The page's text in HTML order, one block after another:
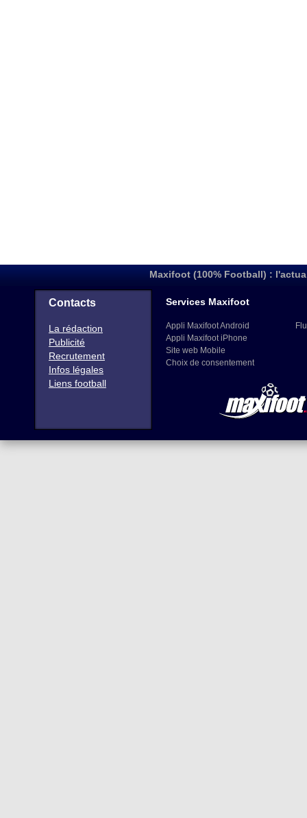
Maxifoot (100% Football) :
Contacts
La rédaction
Publicité
Recrutement
Infos légales
Liens football
Services Maxifoot
Appli Maxifoot Android
Appli Maxifoot iPhone
Site web Mobile
Choix de consentement